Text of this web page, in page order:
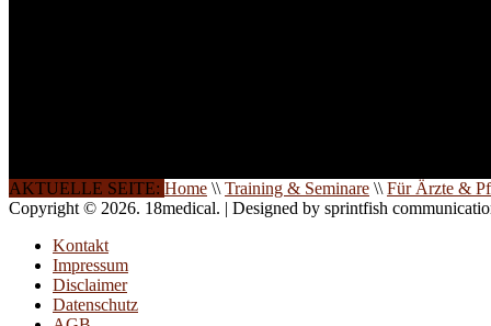
AKTUELLE SEITE: Home \\ Training & Seminare \\ Für Ärzte &
Copyright © 2026. 18medical. | Designed by sprintfish
Kontakt
Impressum
Disclaimer
Datenschutz